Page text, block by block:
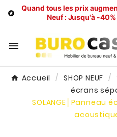

Quand tous les prix
Neuf : Jusqu'à -40%

Accueil SHOP NEUF
écrans
SOLANGE│Panneau